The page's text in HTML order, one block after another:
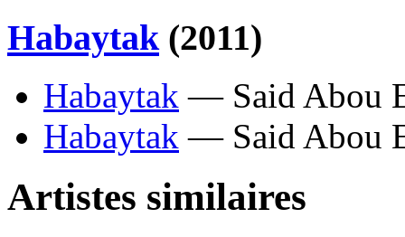
Habaytak (2011)
Habaytak — Said Abou
Habaytak — Said Abou
Artistes similaires